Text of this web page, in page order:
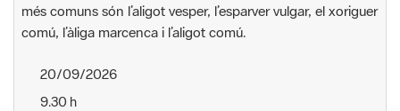
més comuns són l’aligot vesper, l’esparver vulgar, el xoriguer
comú, l’àliga marcenca i l’aligot comú.
20/09/2026
9.30 h